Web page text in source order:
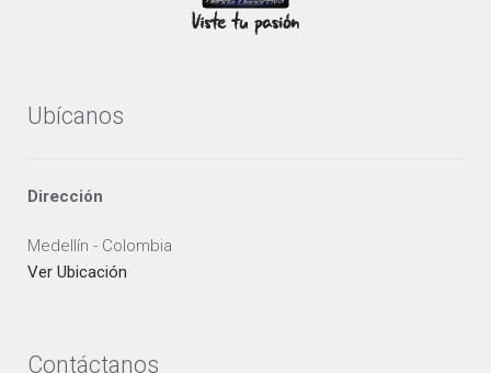
Ubícanos
Dirección
Medellín - Colombia
Ver Ubicación
Contáctanos